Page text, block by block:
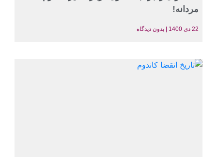
مردانه!
22 دی 1400 بدون دیدگاه